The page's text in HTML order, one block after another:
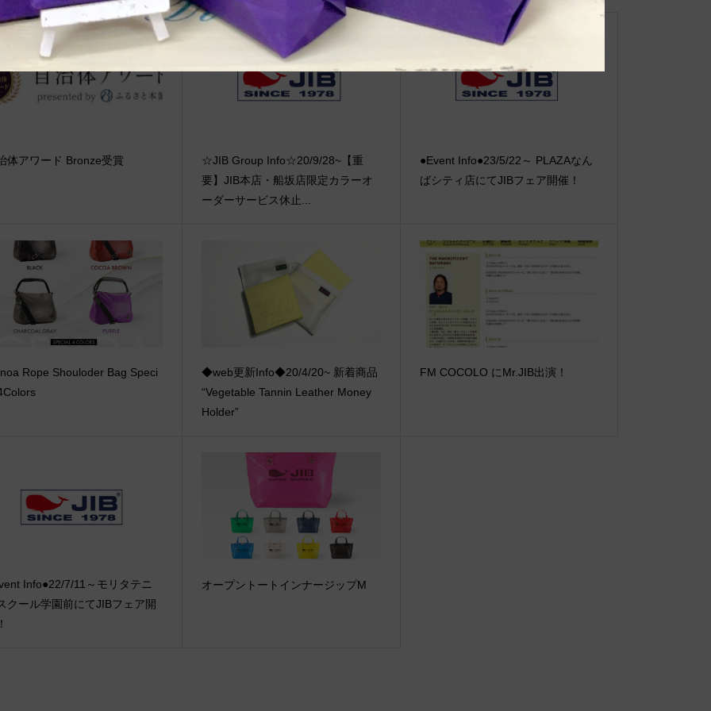
体アワード Bronze受賞
☆JIB Group Info☆20/9/28~【重
要】JIB本店・船坂店限定カラーオ
ーダーサービス休止...
●Event Info●23/5/22～ PLAZAなん
ばシティ店にてJIBフェア開催！
Rope Shouloder Bag Speci
◆web更新Info◆20/4/20~ 新着商品
“Vegetable Tannin Leather Money
Holder”
FM COCOLO にMr.JIB出演！
Info●22/7/11～モリタテニ
クール学園前にてJIBフェア開
オープントートインナージップM